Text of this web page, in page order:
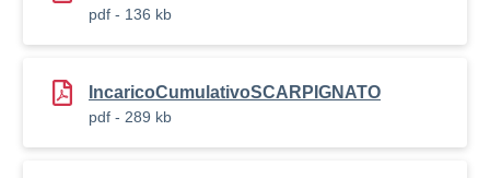
pdf - 136 kb
IncaricoCumulativoSCARPIGNATO
pdf - 289 kb